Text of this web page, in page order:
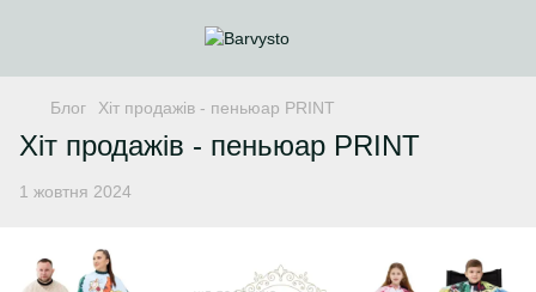
Блог Хіт продажів - пеньюар PRINT
Хіт продажів - пеньюар PRINT
1 жовтня 2024